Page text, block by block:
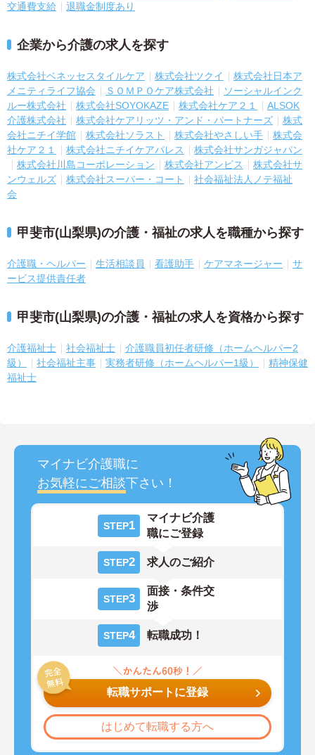
交通費支給
退職金制度あり
企業から介護の求人を探す
株式会社ベネッセスタイルケア 株式会社ツクイ
株式会社日本ア
メニティライフ協会
ＳＯＭＰＯケア株式会社
ソーシャルインク
ルー株式会社
株式会社SOYOKAZE 株式会社ケア２１
ALSOK
介護株式会社
株式会社ケアリッツ・アンド・パートナーズ
株式
会社ニチイ学館
株式会社ソラスト 株式会社やさしい手
株式会
社ケア２１
株式会社ニチイケアパレス
株式会社サンガジャパン
株式会社川島コーポレーション
株式会社アンビス
株式会社サ
ンウェルズ
株式会社スーパー・コート
社会福祉法人ノテ福祉
会
甲斐市(山梨県)の介護・福祉の求人を職種から探す
介護職・ヘルパー 生活相談員 看護助手 ケアマネージャー
サ
ービス提供責任者
甲斐市(山梨県)の介護・福祉の求人を資格から探す
介護福祉士 社会福祉士
介護職員初任者研修（ホームヘルパー2
級）
社会福祉主事 実務者研修（ホームヘルパー1級）
精神保健
福祉士
マイナビ介護職に
お気軽にご相談下さい！
STEP1
マイナビ介護
職にご登録
STEP2 求人のご紹介
STEP3
面接・条件交
渉
STEP4 転職成功！
転職サポートに登録
はじめて転職する方へ